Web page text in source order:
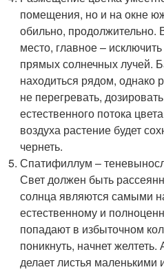
помещения, но и на окне
обильно,
место, главное –
прямых солнечных лучей.
находиться рядом, однако
не перегревать,
естественного потока
воздуха растение будет
чернеть.
Спатифиллум –
Свет должен быть
солнца являются самыми
естественному и
попадают в избыточном
поникнуть, начнет
делает листья